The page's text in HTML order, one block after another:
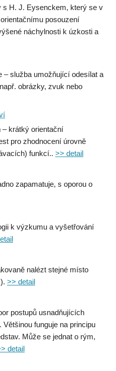
s H. J. Eysenckem, který se v
posouzení
náchylnosti k úzkosti a
– služba umožňující odesílat a
obrázky, zvuk nebo
– krátký orientační
pro zhodnocení úrovně
funkcí.. >> detail
zapamatuje, s oporou o
k výzkumu a vyšetřování
nalézt stejné místo
>> detail
postupů usnadňujících
funguje na principu
Může se jednat o rým,
detail